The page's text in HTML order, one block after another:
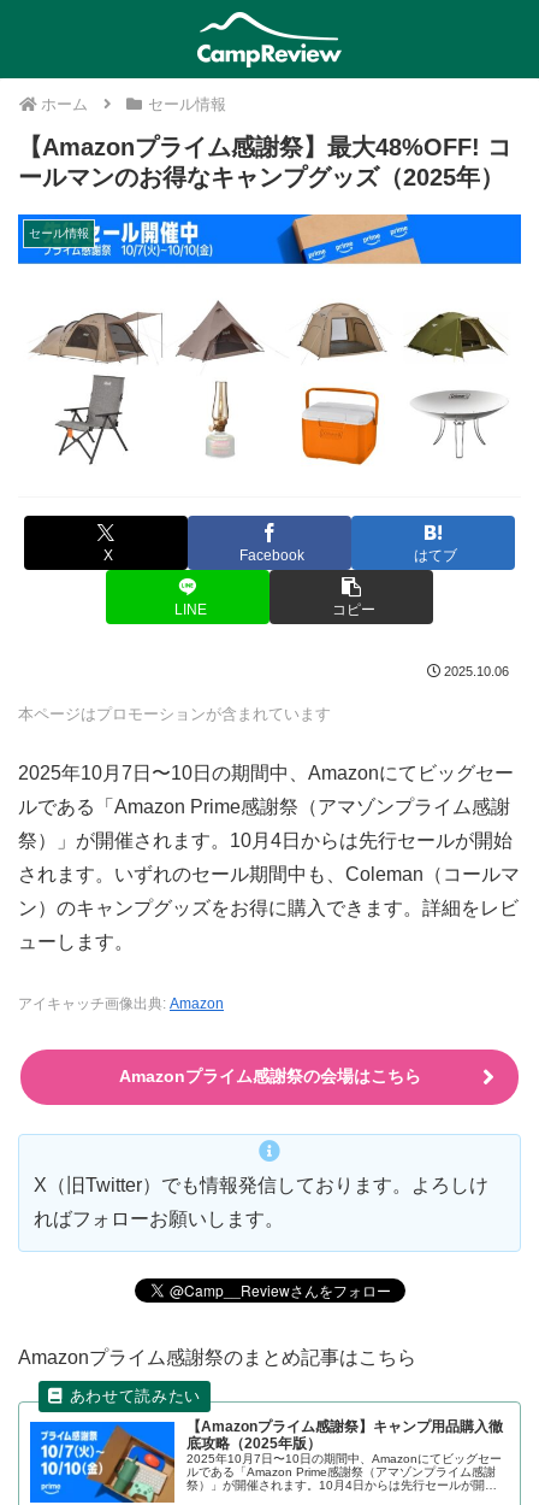
ホーム セール情報
【Amazonプライム感謝祭】最大48%OFF! コ
ールマンのお得なキャンプグッズ（2025年）
セール情報
X Facebook はてブ
LINE コピー
2025.10.06
本ページはプロモーションが含まれています
2025年10月7日〜10日の期間中、Amazonにてビッグセー
ルである「Amazon Prime感謝祭（アマゾンプライム感謝
祭）」が開催されます。10月4日からは先行セールが開始
されます。いずれのセール期間中も、Coleman（コールマ
ン）のキャンプグッズをお得に購入できます。詳細をレビ
ューします。
アイキャッチ画像出典: Amazon
Amazonプライム感謝祭の会場はこちら
X（旧Twitter）でも情報発信しております。よろしけ
ればフォローお願いします。
Amazonプライム感謝祭のまとめ記事はこちら
【Amazonプライム感謝祭】キャンプ用品購入徹
底攻略（2025年版）
2025年10月7日〜10日の期間中、Amazonにてビッグセー
ルである「Amazon Prime感謝祭（アマゾンプライム感謝
祭）」が開催されます。10月4日からは先行セールが開催